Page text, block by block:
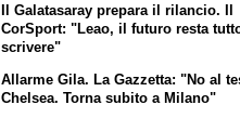
Il Galatasaray prepara il rilancio. Il
CorSport: "Leao, il futuro resta
scrivere"
Allarme Gila. La Gazzetta: "No al
Chelsea. Torna subito a Milano"